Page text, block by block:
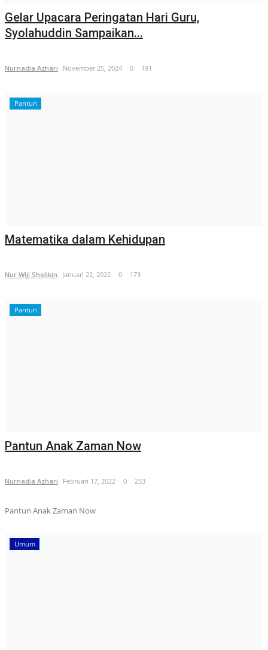
Gelar Upacara Peringatan Hari Guru,
Syolahuddin Sampaikan...
Nurnadia Azhari November 25, 2024 0 191
Pantun
Matematika dalam Kehidupan
Nur Wiji Sholikin Januari 22, 2022 0 173
Pantun
Pantun Anak Zaman Now
Nurnadia Azhari Februari 17, 2022 0 233
Pantun Anak Zaman Now
Umum